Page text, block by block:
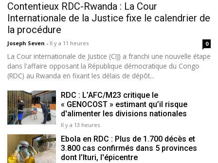
Contentieux RDC-Rwanda : La Cour
Internationale de la Justice fixe le calendrier de
la procédure
Joseph Seven - Il y a 11 heures 0
La Cour internationale de Justice (CIJ) a franchi une nouvelle étape
dans l'affaire opposant la République démocratique du Congo
(RDC) au Rwanda en fixant les délais de dépôt...
RDC : L’AFC/M23 critique le
« GENOCOST » estimant qu’il risque
d'alimenter les divisions nationales
Il y a 13 heures
Ebola en RDC : Plus de 1.700 décès et
3.800 cas confirmés dans 5 provinces
dont l’Ituri, l'épicentre